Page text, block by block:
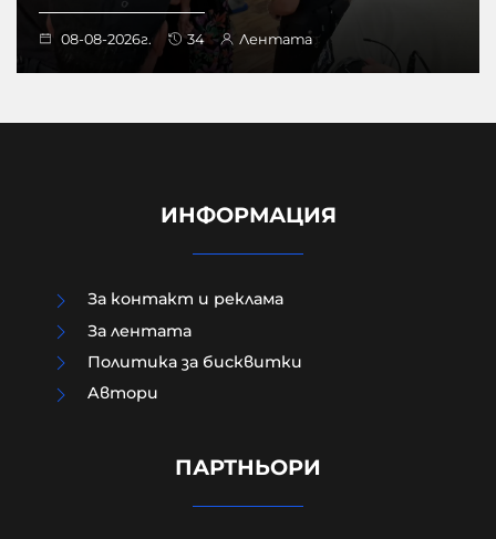
08-08-2026г. 34 Лентата
прости стъпки?
ИНФОРМАЦИЯ
За контакт и реклама
За лентата
Политика за бисквитки
Aвтори
ПАРТНЬОРИ